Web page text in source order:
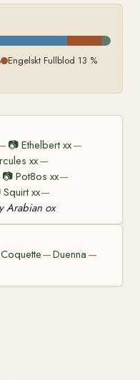
Engelskt Fullblod 13 %
📷Ethelbert xx—
xx—
📷 Pot8os xx—
Squirt xx—
Arabian ox
Coquette—Duenna —